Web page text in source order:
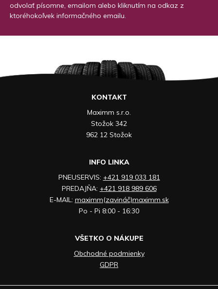
odvolať písomne, emailom alebo kliknutím na odkaz z
ktoréhokoľvek informačného emailu.
KONTAKT
Maximm s.r.o.
Stožok 342
962 12 Stožok
INFO LINKA
PNEUSERVIS: +421 919 033 181
PREDAJŇA: +421 918 989 606
E-MAIL: maximm(zavináč)maximm.sk
Po - Pi 8:00 - 16:30
VŠETKO O NÁKUPE
Obchodné podmienky
GDPR